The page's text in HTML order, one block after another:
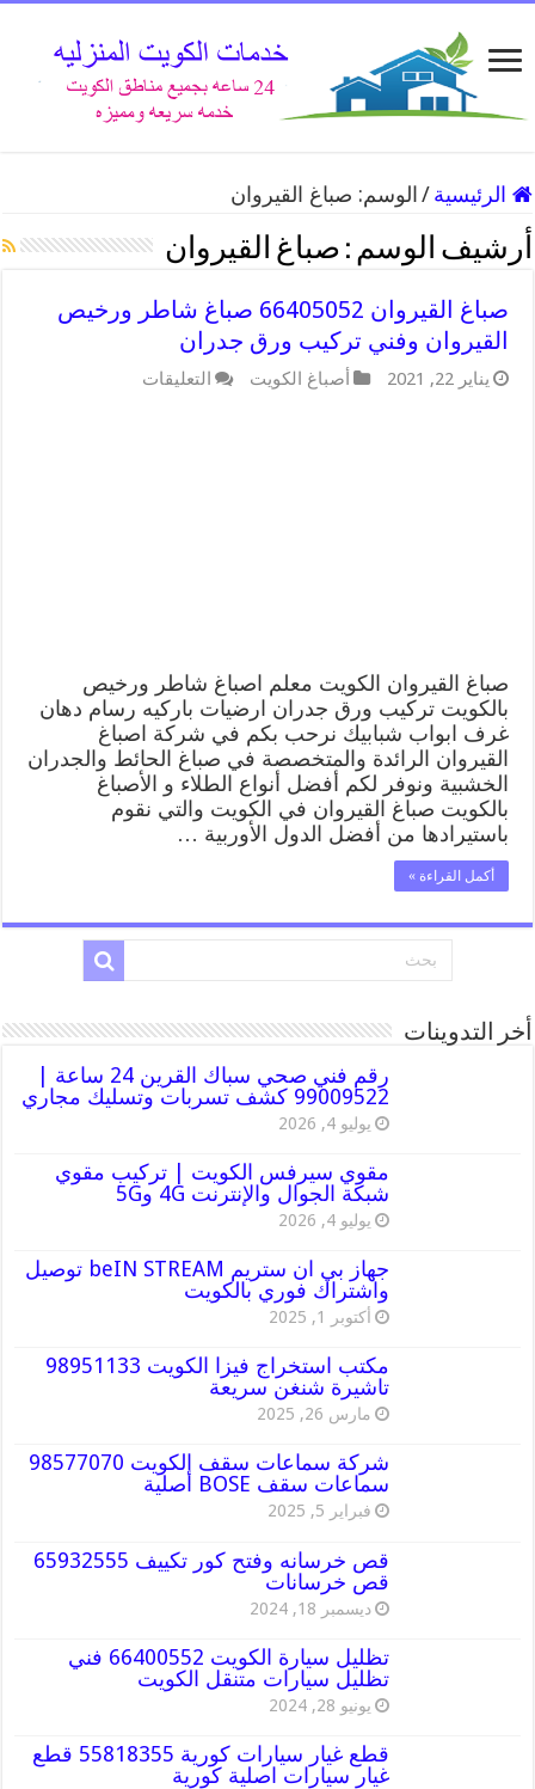
الرئيسية / الوسم: صباغ القيروان
أرشيف الوسم : صباغ القيروان
صباغ القيروان 66405052 صباغ شاطر ورخيص
القيروان وفني تركيب ورق جدران
يناير 22, 2021 أصباغ الكويت التعليقات
صباغ القيروان الكويت معلم اصباغ شاطر ورخيص
بالكويت تركيب ورق جدران ارضيات باركيه رسام دهان
غرف ابواب شبابيك نرحب بكم في شركة اصباغ
القيروان الرائدة والمتخصصة في صباغ الحائط والجدران
الخشبية ونوفر لكم أفضل أنواع الطلاء و الأصباغ
بالكويت صباغ القيروان في الكويت والتي نقوم
باستيرادها من أفضل الدول الأوربية …
أكمل القراءة »
أخر التدوينات
رقم فني صحي سباك القرين 24 ساعة |
99009522 كشف تسربات وتسليك مجاري
يوليو 4, 2026
مقوي سيرفس الكويت | تركيب مقوي
شبكة الجوال والإنترنت 4G و5G
يوليو 4, 2026
جهاز بي ان ستريم beIN STREAM توصيل
واشتراك فوري بالكويت
أكتوبر 1, 2025
مكتب استخراج فيزا الكويت 98951133
تاشيرة شنغن سريعة
مارس 26, 2025
شركة سماعات سقف الكويت 98577070
سماعات سقف BOSE أصلية
فبراير 5, 2025
قص خرسانه وفتح كور تكييف 65932555
قص خرسانات
ديسمبر 18, 2024
تظليل سيارة الكويت 66400552 فني
تظليل سيارات متنقل الكويت
يونيو 28, 2024
قطع غيار سيارات كورية 55818355 قطع
غيار سيارات اصلية كورية